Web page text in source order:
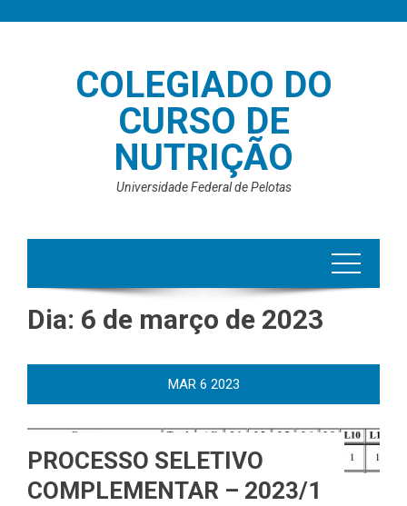
COLEGIADO DO
CURSO DE
NUTRIÇÃO
Universidade Federal de Pelotas
Dia: 6 de março de 2023
MAR 6 2023
PROCESSO SELETIVO
COMPLEMENTAR – 2023/1